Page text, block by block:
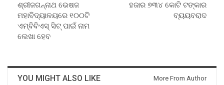
ଶ୍ରୀଜଗନ୍ନାଥ ଭେଷଜ
ମହାବିଦ୍ୟାଳୟରେ ୧୦୦ଟି
ଏମ୍‌ବିବିଏସ୍‌ ସିଟ୍‌ ପାଇଁ ନାମ
ଲେଖା ହେବ
ହଜାର ୭୩୪ କୋଟି ଟଙ୍କାର
ବ୍ୟୟବରାଦ
YOU MIGHT ALSO LIKE More From Author